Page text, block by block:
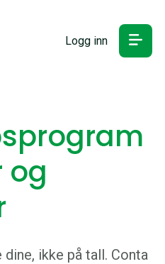
Logg inn
og
ikke på tall. Conta